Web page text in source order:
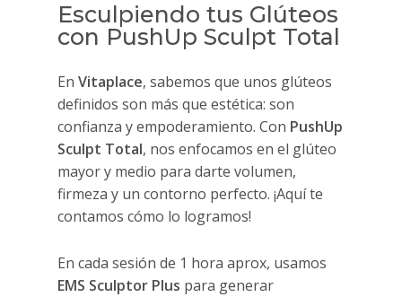
Esculpiendo tus Glúteos
con PushUp Sculpt Total
EnVitaplace, sabemos que unos glúteos
definidos son más que estética: son
confianza y empoderamiento. Con PushUp
Sculpt Total, nos enfocamos en el glúteo
mayor y medio para darte volumen,
firmeza y un contorno perfecto. ¡Aquí te
contamos cómo lo logramos!
En cada sesión de 1 hora aprox, usamos
EMS Sculptor Plus para generar